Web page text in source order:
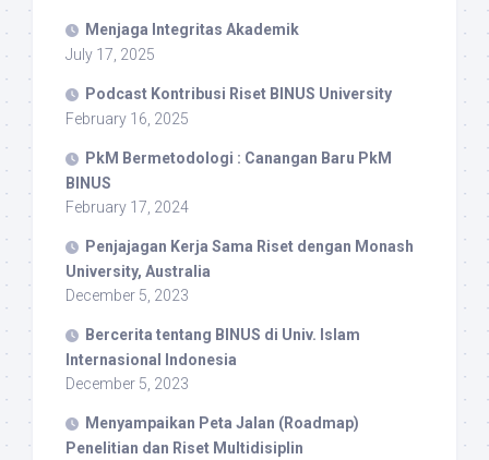
Menjaga Integritas Akademik
July 17, 2025
Podcast Kontribusi Riset BINUS University
February 16, 2025
PkM Bermetodologi : Canangan Baru PkM
BINUS
February 17, 2024
Penjajagan Kerja Sama Riset dengan Monash
University, Australia
December 5, 2023
Bercerita tentang BINUS di Univ. Islam
Internasional Indonesia
December 5, 2023
Menyampaikan Peta Jalan (Roadmap)
Penelitian dan Riset Multidisiplin